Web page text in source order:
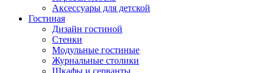
Аксессуары для детской
Гостиная
Дизайн гостиной
Стенки
Модульные гостиные
Журнальные столики
Шкафы и серванты